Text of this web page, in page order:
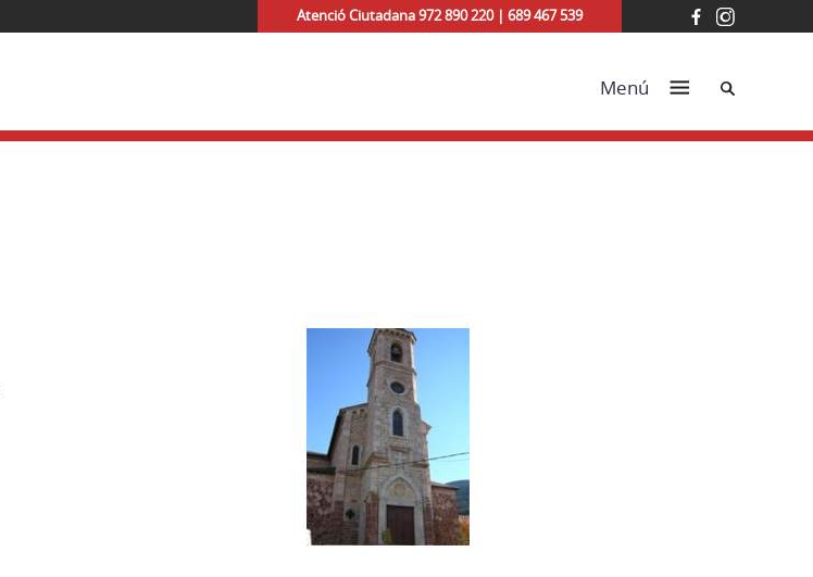
Atenció Ciutadana 972 890 220 | 689 467 539
Menú Cerca